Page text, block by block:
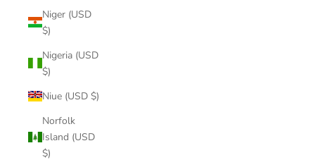
Niger (USD
$)
Nigeria (USD
$)
Niue (USD $)
Norfolk
Island (USD
$)